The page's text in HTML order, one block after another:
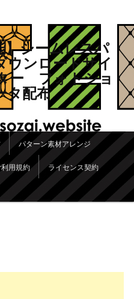
】シームレスパ
ウンロードサイ
ー フォトショ
タ配布
パターン素材アレンジ
用規約 ライセンス契約